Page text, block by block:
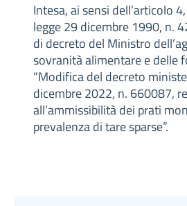
Intesa, ai sensi dell’articolo
legge 29 dicembre 1990, n.
di decreto del Ministro
sovranità alimentare e delle
“Modifica del decreto
dicembre 2022, n. 660087,
all’ammissibilità dei prati
prevalenza di tare sparse”.